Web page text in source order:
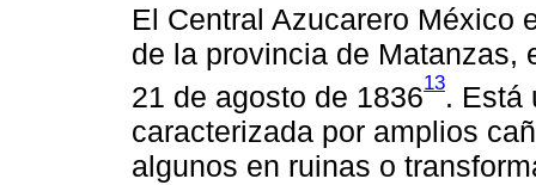
El Central Azucarero México
de la provincia de Matanzas,
21 de agosto de 183613. Está
caracterizada por amplios
algunos en ruinas o